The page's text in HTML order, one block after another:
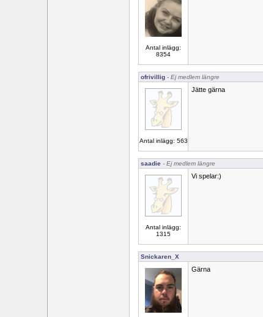
Antal inlägg:
8354
ofrivillig - Ej medlem längre
Antal inlägg: 563
Jätte gärna
saadie - Ej medlem längre
Antal inlägg:
1315
Vi spelar:)
Snickaren_X
Gärna